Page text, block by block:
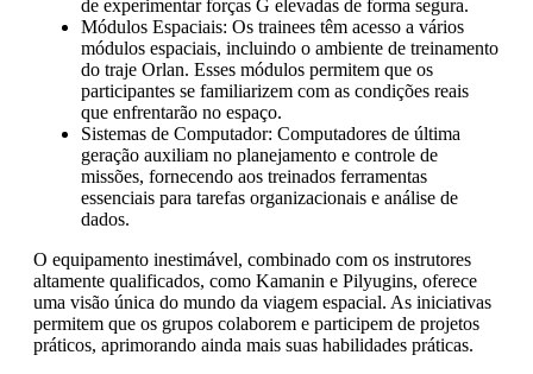
de experimentar forças G elevadas de forma segura.
Módulos Espaciais: Os trainees têm acesso a vários
módulos espaciais, incluindo o ambiente de treinamento
do traje Orlan. Esses módulos permitem que os
participantes se familiarizem com as condições reais
que enfrentarão no espaço.
Sistemas de Computador: Computadores de última
geração auxiliam no planejamento e controle de
missões, fornecendo aos treinados ferramentas
essenciais para tarefas organizacionais e análise de
dados.
O equipamento inestimável, combinado com os instrutores
altamente qualificados, como Kamanin e Pilyugins, oferece
uma visão única do mundo da viagem espacial. As iniciativas
permitem que os grupos colaborem e participem de projetos
práticos, aprimorando ainda mais suas habilidades práticas.